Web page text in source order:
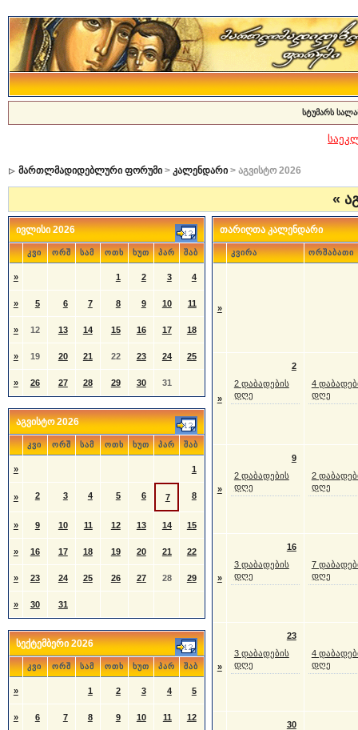
სტუმარს
მართლმადიდებლური ფორუმი> კალენდარი> აგვისტო 2026
«
ივლისი 2026
კვი ორშ სამ ოთხ ხუთ პარ შაბ
» 1 2 3 4
» 5 6 7 8 9 10 11
» 12 13 14 15 16 17 18
» 19 20 21 22 23 24 25
» 26 27 28 29 30 31
აგვისტო 2026
კვი ორშ სამ ოთხ ხუთ პარ შაბ
» 1
» 2 3 4 5 6 7 8
» 9 10 11 12 13 14 15
» 16 17 18 19 20 21 22
» 23 24 25 26 27 28 29
» 30 31
სექტემბერი 2026
კვი ორშ სამ ოთხ ხუთ პარ შაბ
» 1 2 3 4 5
» 6 7 8 9 10 11 12
თარიღთა კალენდარი
კვირა ორშაბათი
»
»
2
2 დაბადების
დღე
4
დღე
»
9
2 დაბადების
დღე
2
დღე
»
16
3 დაბადების
დღე
7
დღე
»
23
3 დაბადების
დღე
4
დღე
30